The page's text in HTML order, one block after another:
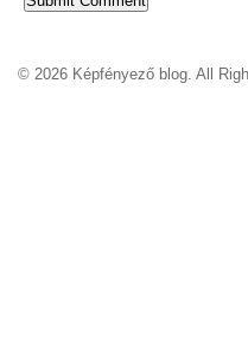
© 2026 Képfényező blog. All